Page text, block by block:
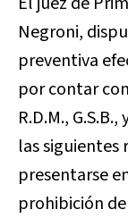
Negroni,
preventiva
por contar
R.D.M.,
las siguientes
presentarse
prohibición